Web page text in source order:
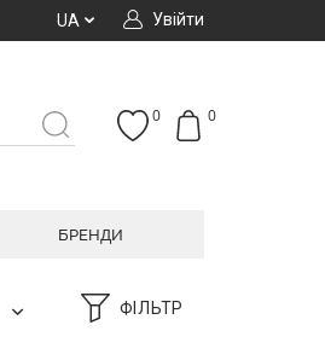
Увійти
UA
0
0
БРЕНДИ
ФІЛЬТР